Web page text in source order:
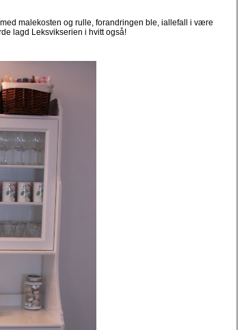
malekosten og rulle, forandringen ble, iallefall i være
lagd Leksvikserien i hvitt også!